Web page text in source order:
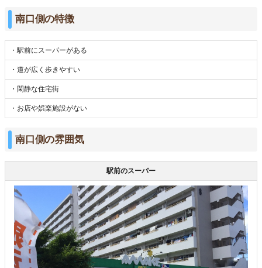
南口側の特徴
・駅前にスーパーがある
・道が広く歩きやすい
・閑静な住宅街
・お店や娯楽施設がない
南口側の雰囲気
駅前のスーパー